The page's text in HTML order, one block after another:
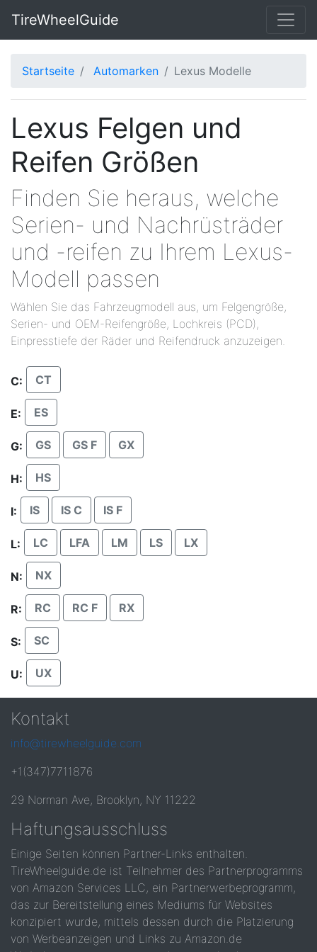
TireWheelGuide
Startseite Automarken Lexus Modelle
Lexus Felgen und
Reifen Größen
Finden Sie heraus, welche
Serien- und Nachrüsträder
und -reifen zu Ihrem Lexus-
Modell passen
Wählen Sie das Fahrzeugmodell aus, um Felgengröße,
Serien- und OEM-Reifengröße, Lochkreis (PCD),
Einpresstiefe der Räder und Reifendruck anzuzeigen.
C: CT
E: ES
G: GS GS F GX
H: HS
I: IS IS C IS F
L: LC LFA LM LS LX
N: NX
R: RC RC F RX
S: SC
U: UX
Kontakt
info@tirewheelguide.com
+1(347)7711876
29 Norman Ave, Brooklyn, NY 11222
Haftungsausschluss
Einige Seiten können Partner-Links enthalten.
TireWheelguide.de ist Teilnehmer des Partnerprogramms
von Amazon Services LLC, ein Partnerwerbeprogramm,
das zur Bereitstellung eines Mediums für Websites
konzipiert wurde, mittels dessen durch die Platzierung
von Werbeanzeigen und Links zu Amazon.de